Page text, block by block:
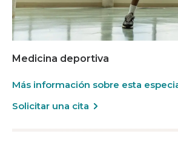
Medicina deportiva
Más información sobre esta
Solicitar una cita